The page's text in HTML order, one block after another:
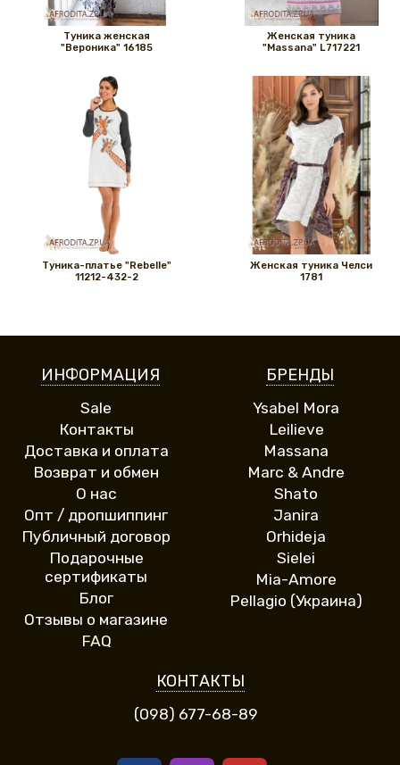
Туника женская
"Вероника" 16185
Женская туника
"Massana" L717221
Туника-платье "Rebelle"
11212-432-2
Женская туника Челси
1781
ИНФОРМАЦИЯ
Sale
Контакты
Доставка и оплата
Возврат и обмен
О нас
Опт / дропшиппинг
Публичный договор
Подарочные
сертификаты
Блог
Отзывы о магазине
FAQ
БРЕНДЫ
Ysabel Mora
Leilieve
Massana
Marc & Andre
Shato
Janira
Orhideja
Sielei
Mia-Amore
Pellagio (Украина)
КОНТАКТЫ
(098) 677-68-89